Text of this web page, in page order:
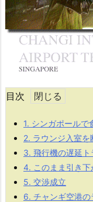
目次
1. シンガポールで
2. ラウンジ入室を
3. 飛行機の遅延ト
4. このまま引き
5. 交渉成立
6. チャンギ空港の